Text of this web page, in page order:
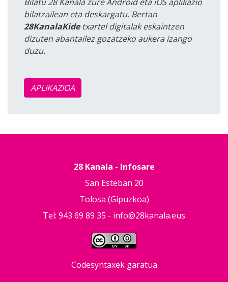
bilatzailean eta deskargatu. Bertan
28KanalaKidetxartel digitalak eskaintzen
dizuten abantailez gozatzeko aukera izango
duzu.
APLIKAZIOA
28 Kanala - Infosare
San Esteban 20
Tolosa (Gipuzkoa)
Tel: 943 69 89 35 - info@28kanala.eus
Codesyntaxek garatua